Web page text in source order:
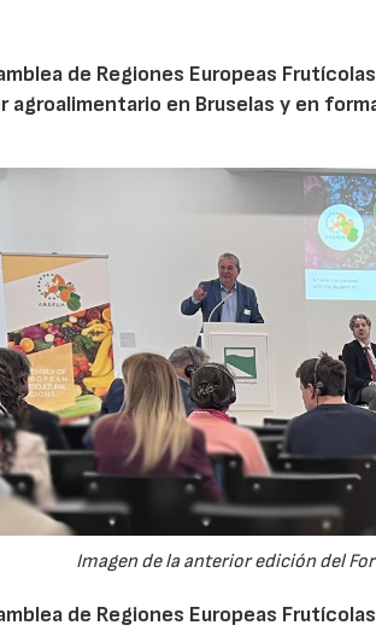
de Regiones Europeas
agroalimentario en Bruselas y en
Imagen de la anterior edición del
de Regiones Europeas